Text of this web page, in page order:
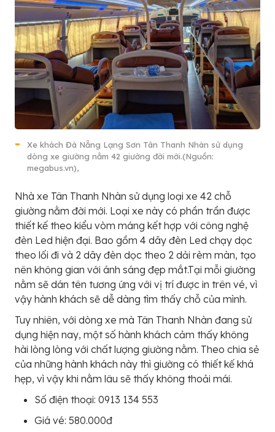
Xe khách Đà Nẵng Lạng Sơn Tân Thanh Nhàn sử dụng
dòng xe giường nằm 42 giường đời mới.(Nguồn:
megabus.vn),
Nhà xe Tân Thanh Nhàn sử dụng loại xe 42 chỗ
giường nằm đời mới. Loại xe này có phần trần được
thiết kế theo kiểu vòm máng kết hợp với công nghệ
đèn Led hiện đại. Bao gồm 4 dãy đèn Led chạy dọc
theo lối đi và 2 dãy đèn dọc theo 2 dải rèm màn, tạo
nên không gian với ánh sáng đẹp mắt.Tại mỗi giường
nằm sẽ dán tên tương ứng với vị trí được in trên vé, vì
vậy hành khách sẽ dễ dàng tìm thấy chỗ của mình.
Tuy nhiên, với dòng xe mà Tân Thanh Nhàn đang sử
dụng hiện nay, một số hành khách cảm thấy không
hài lòng lòng với chất lượng giường nằm. Theo chia sẻ
của những hành khách này thì giường có thiết kế khá
hẹp, vì vậy khi nằm lâu sẽ thấy không thoải mái.
Số điện thoại: 0913 134 553
Giá vé: 580.000đ